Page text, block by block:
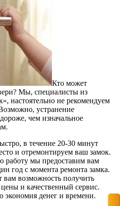
Кто может
Мы, специалисты из
настоятельно не рекомендуем
устранение
чем изначальное
в течение 20-30 минут
и отремонтируем ваш замок.
работу мы предоставим вам
год с момента ремонта замка.
вам возможность получить
и качественный сервис.
экономия денег и времени.